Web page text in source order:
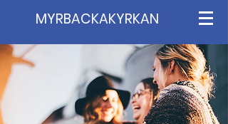
MYRBACKAKYRKAN